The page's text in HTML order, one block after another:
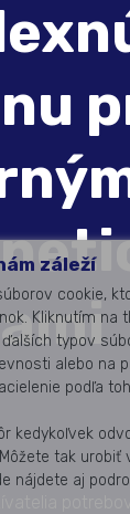
záleží
cookie,
Kliknutím na
typov
alebo na
podľa
kedykoľvek
tak urobiť
nájdete aj